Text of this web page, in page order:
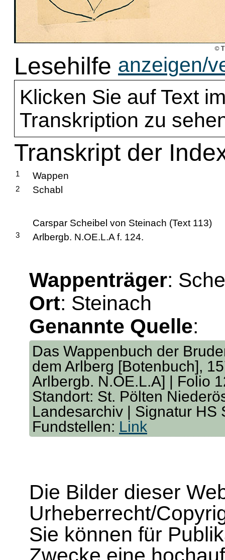
Lesehilfe anzeigen/
Klicken Sie auf Text
Transkription zu
Transkript der
1 Wappen
2 Schabl
Carspar Scheibel von Steinach (Text 113)
3 Arlbergb. N.OE.L.A f. 124.
Wappenträger:
Ort: Steinach
Genannte Quelle:
Das Wappenbuch der
dem Arlberg [Botenbuch],
Arlbergb. N.OE.L.A] | Folio
Standort: St. Pölten
Landesarchiv | Signatur HS
Fundstellen: Link
Die Bilder dieser
Urheberrecht/
Sie können für